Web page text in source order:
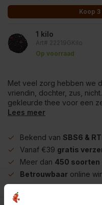
Koop
1 kilo
Art# 22219GKilo
Op voorraad
Met veel zorg hebben we
vriendin, dochter, zus,
gekleurde thee voor een
Lees meer
Bekend van SBS6 &
Vanaf €39 gratis
Meer dan 450 soorten
Betrouwbaar online